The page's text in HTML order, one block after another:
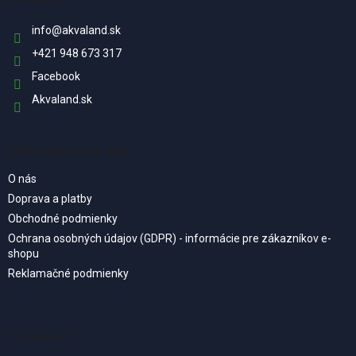
info@akvaland.sk
+421 948 673 317
Facebook
Akvaland.sk
O nás
Doprava a platby
Obchodné podmienky
Ochrana osobných údajov (GDPR) - informácie pre zákazníkov e-
shopu
Reklamačné podmienky